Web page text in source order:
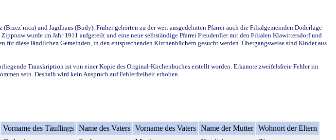
und Jagdhaus (Budy). Früher gehörten zu der weit ausgedehnten Pfarrei auch die Filialgemeinden Doderlage
wurde im Jahr 1911 aufgeteilt und eine neue selbständige Pfarrei Freudenfier mit den Filialen Klawittersdorf und
diese ländlichen Gemeinden, in den entsprechenden Kirchenbüchern gesucht werden. Übergangsweise sind Kinder aus
Transkription ist von einer Kopie des Original-Kirchenbuches erstellt worden. Erkannte zweifelsfreie Fehler im
sein. Deshalb wird kein Anspruch auf Fehlerfreiheit erhoben.
Vorname des Täuflings Name des Vaters Vorname des Vaters Name der Mutter Wohnort der Eltern